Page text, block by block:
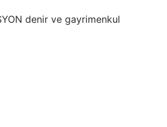
denir ve gayrimenkul